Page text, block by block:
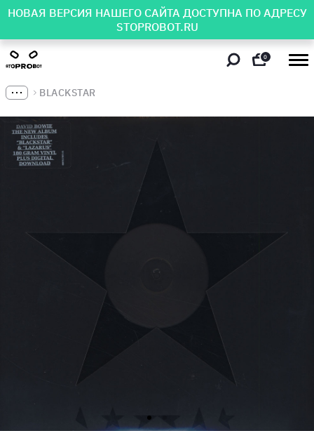
НОВАЯ ВЕРСИЯ НАШЕГО САЙТА ДОСТУПНА ПО АДРЕСУ
STOPROBOT.RU
0
BLACKSTAR